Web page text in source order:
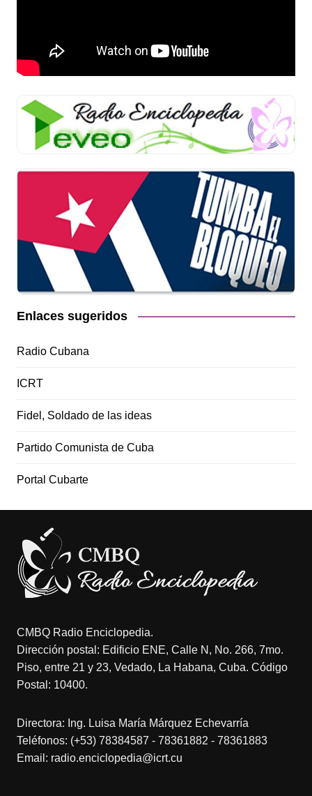
Enlaces sugeridos
Radio Cubana
ICRT
Fidel, Soldado de las ideas
Partido Comunista de Cuba
Portal Cubarte
CMBQ Radio Enciclopedia.
Dirección postal: Edificio ENE, Calle N, No. 266, 7mo.
Piso, entre 21 y 23, Vedado, La Habana, Cuba. Código
Postal: 10400.
Directora: Ing. Luisa María Márquez Echevarría
Teléfonos: (+53) 78384587 - 78361882 - 78361883
Email: radio.enciclopedia@icrt.cu